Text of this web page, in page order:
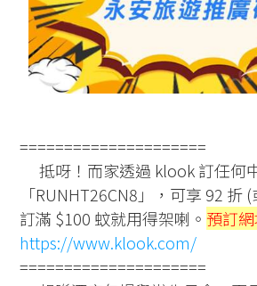
=====================
抵呀！而家透過 klook 訂任何
「RUNHT26CN8」，可享 92 折
訂滿 $100 蚊就用得架喇。 預訂網
https://www.klook.com/
=====================